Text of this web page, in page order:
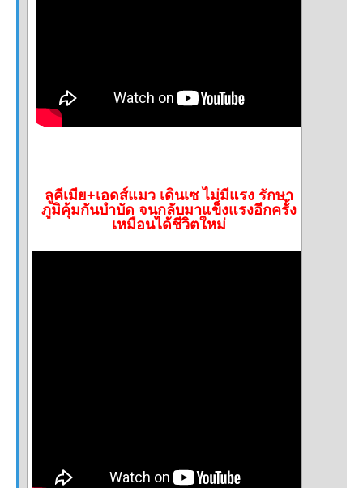
ลูคีเมีย+เอดส์แมว เดินเซ ไม่มีแรง รักษา
ภูมิคุ้มกันบำบัด จนกลับมาแข็งแรงอีกครั้ง
เหมือนได้ชีวิตใหม่